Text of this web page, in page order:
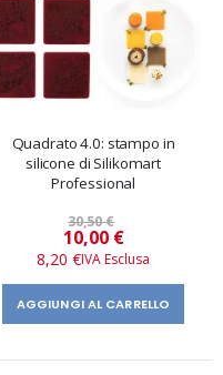
Quadrato 4.0: stampo in
silicone di Silikomart
Professional
30,50 €
Prezzo
speciale
10,00 €
8,20 €
AGGIUNGI AL CARRELLO